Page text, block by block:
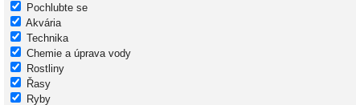
Pochlubte se
Akvária
Technika
Chemie a úprava vody
Rostliny
Řasy
Ryby